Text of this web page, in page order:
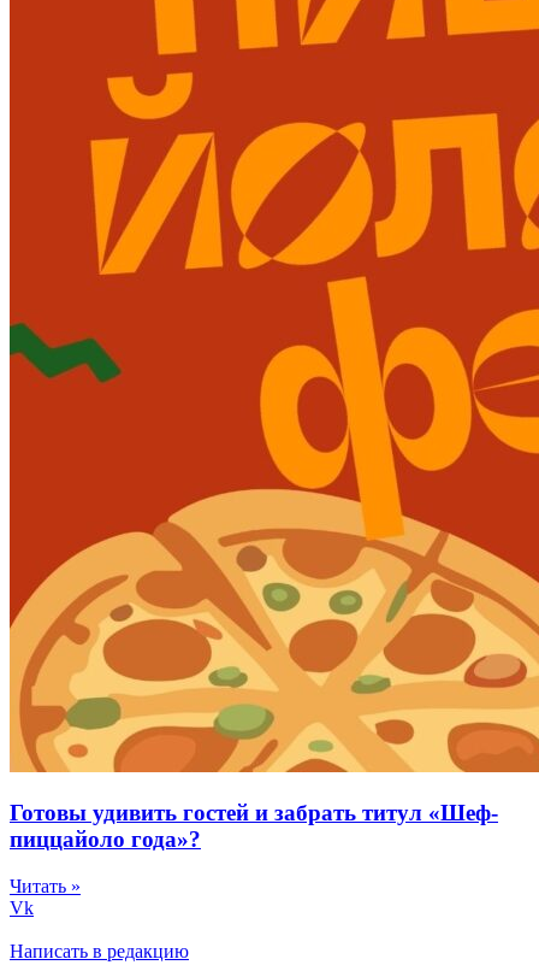
Готовы удивить гостей и забрать титул «Шеф-
пиццайоло года»?
Читать »
Vk
Написать в редакцию